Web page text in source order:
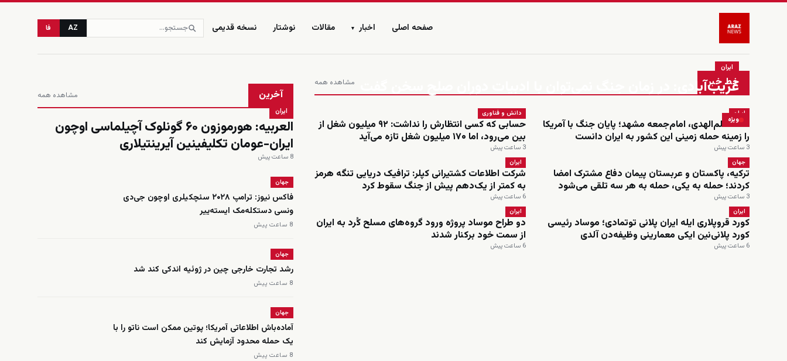
صفحه اصلی اخبار ▾ مقالات نوشتار نسخه قدیمی AZ فا
زنده خط خبر مشاهده همه
ویژه
ایران
غریب‌آبادی: در زمان جنگ نمی‌توان با ادبیات دوران صلح سخن گفت
ایران
احمد علم‌الهدی، امام‌جمعه مشهد؛ پایان جنگ با آمریکا
را زمینه حمله زمینی این کشور به ایران دانست
3 ساعت پیش
دانش و فناوری
حسابی که کسی انتظارش را نداشت: ۹۲ میلیون شغل از
بین می‌رود، اما ۱۷۰ میلیون شغل تازه می‌آید
3 ساعت پیش
جهان
ترکیه، پاکستان و عربستان پیمان دفاع مشترک امضا
کردند؛ حمله به یکی، حمله به هر سه تلقی می‌شود
3 ساعت پیش
ایران
شرکت اطلاعات کشتیرانی کپلر: ترافیک دریایی تنگه هرمز
به کمتر از یک‌دهم پیش از جنگ سقوط کرد
6 ساعت پیش
ایران
کورد قروپلاری ایله ایران پلانی توتمادی؛ موساد رئیسی
کورد پلانی‌نین ایکی معمارینی وظیفه‌دن آلدی
6 ساعت پیش
ایران
دو طراح موساد پروژه ورود گروه‌های مسلح کُرد به ایران
از سمت خود برکنار شدند
6 ساعت پیش
آخرین مشاهده همه
ایران
العربیه: هورموزون ۶۰ گونلوک آچیلماسی اوچون
ایران-عومان تکلیفینین آیرینتیلاری
8 ساعت پیش
جهان
فاکس نیوز: ترامپ ۲۰۲۸ سئچکیلری اوچون جی‌دی
ونسی دستکله‌مک ایسته‌ییر
8 ساعت پیش
جهان
رشد تجارت خارجی چین در ژوئیه اندکی کند شد
8 ساعت پیش
جهان
آماده‌باش اطلاعاتی آمریکا؛ پوتین ممکن است ناتو را با
یک حمله محدود آزمایش کند
8 ساعت پیش